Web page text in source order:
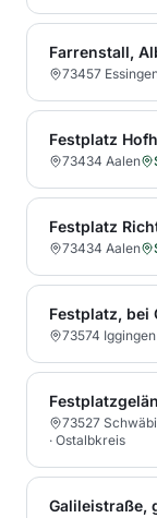
Farrenstall,
73457
Festplatz
73434 Aalen
Festplatz
73434 Aalen
Festplatz, bei
73574 Iggingen
73527
· Ostalbkreis
Galileistraße,